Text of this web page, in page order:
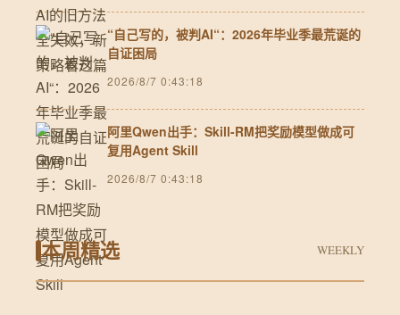
“自己写的，被判AI“：2026年毕业季最荒诞的
自证困局
2026/8/7 0:43:18
阿里Qwen出手：Skill-RM把奖励模型做成可
复用Agent Skill
2026/8/7 0:43:18
本周精选 WEEKLY